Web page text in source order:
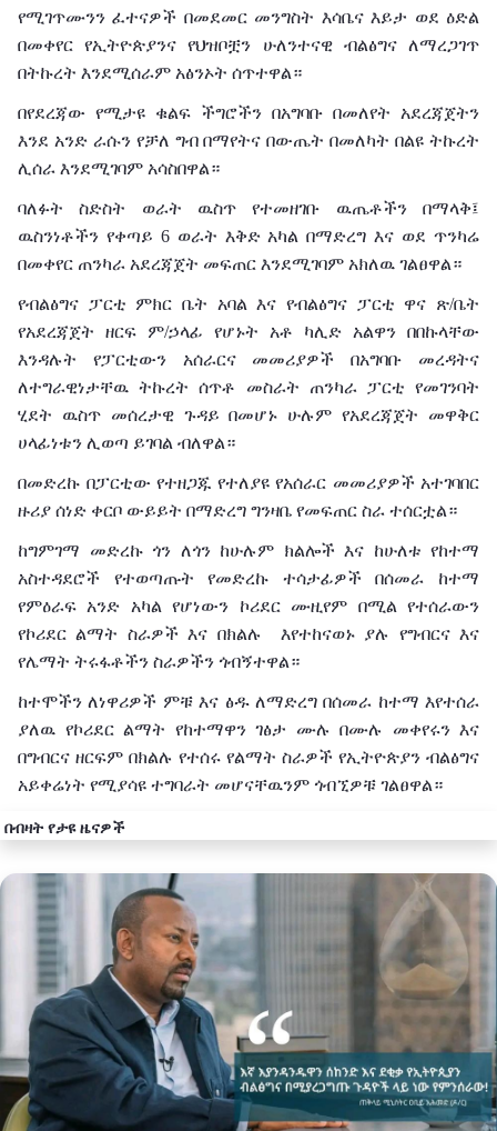
የሚገጥሙንን ፈተናዎች በመደመር መንግስት እሳቤና እይታ ወደ ዕድል
በመቀየር የኢትዮጵያንና የህዝቦቿን ሁለንተናዊ ብልፅግና ለማረጋገጥ
በትኩረት እንደሚሰራም አፅንኦት ሰጥተዋል።
በየደረጃው የሚታዩ ቁልፍ ችግሮችን በአግባቡ በመለየት አደረጃጀትን
እንደ አንድ ራሱን የቻለ ግብ በማየትና በውጤት በመለካት በልዩ ትኩረት
ሊሰራ እንደሚገባም አሳስበዋል።
ባለፉት ስድስት ወራት ዉስጥ የተመዘገቡ ዉጤቶችን በማላቅ፤
ዉስንነቶችን የቀጣይ 6 ወራት እቅድ አካል በማድረግ እና ወደ ጥንካሬ
በመቀየር ጠንካራ አደረጃጀት መፍጠር እንደሚገባም አክለዉ ገልፀዋል።
የብልፅግና ፓርቲ ምክር ቤት አባል እና የብልፅግና ፓርቲ ዋና ጽ/ቤት
የአደረጃጀት ዘርፍ ም/ኃላፊ የሆኑት አቶ ካሊድ አልዋን በበኩላቸው
እንዳሉት የፓርቲውን አሰራርና መመሪያዎች በአግባቡ መረዳትና
ለተግራዊነታቸዉ ትኩረት ሰጥቶ መስራት ጠንካራ ፓርቲ የመገንባት
ሂደት ዉስጥ መሰረታዊ ጉዳይ በመሆኑ ሁሉም የአደረጃጀት መዋቅር
ሀላፊነቱን ሊወጣ ይገባል ብለዋል።
በመድረኩ በፓርቲው የተዘጋጁ የተለያዩ የአሰራር መመሪያዎች አተገባበር
ዙሪያ ሰነድ ቀርቦ ውይይት በማድረግ ግንዛቤ የመፍጠር ስራ ተሰርቷል።
ከግምገማ መድረኩ ጎን ለጎን ከሁሉም ክልሎች እና ከሁለቱ የከተማ
አስተዳደሮች የተወጣጡት የመድረኩ ተሳታፊዎች በሰመራ ከተማ
የምዕራፍ አንድ አካል የሆነውን ኮሪደር ሙዚየም በሚል የተሰራውን
የኮሪደር ልማት ስራዎች እና በክልሉ እየተከናወኑ ያሉ የግብርና እና
የሌማት ትሩፋቶችን ስራዎችን ጎብኝተዋል።
ከተሞችን ለነዋሪዎች ምቹ እና ፅዱ ለማድረግ በሰመራ ከተማ እየተሰራ
ያለዉ የኮሪደር ልማት የከተማዋን ገፅታ ሙሉ በሙሉ መቀየሩን እና
በግብርና ዘርፍም በክልሉ የተሰሩ የልማት ስራዎች የኢትዮጵያን ብልፅግና
አይቀሬነት የሚያሳዩ ተግባራት መሆናቸዉንም ጎብኚዎቹ ገልፀዋል።
በብዛት የታዩ ዜናዎች